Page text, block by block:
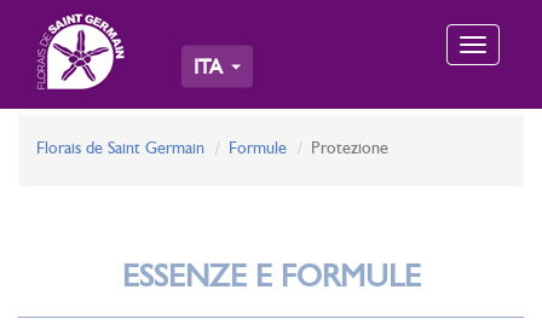
Toggle
ITA
Florais de Saint Germain Formule Protezione
ESSENZE E FORMULE